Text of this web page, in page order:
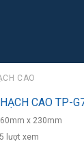
CAO
CAO TP-
x 230mm
lượt xem